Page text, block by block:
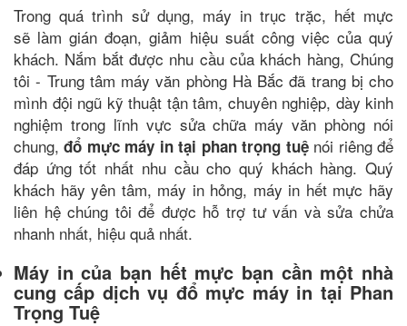
Trong quá trình sử dụng, máy in trục trặc, hết mực
sẽ làm gián đoạn, giảm hiệu suất công việc của quý
khách. Nắm bắt được nhu cầu của khách hàng, Chúng
tôi - Trung tâm máy văn phòng Hà Bắc đã trang bị cho
mình đội ngũ kỹ thuật tận tâm, chuyên nghiệp, dày kinh
nghiệm trong lĩnh vực sửa chữa máy văn phòng nói
chung,đổ mực máy in tại phan trọng tuệ nói riêng để
đáp ứng tốt nhất nhu cầu cho quý khách hàng. Quý
khách hãy yên tâm, máy in hỏng, máy in hết mực hãy
liên hệ chúng tôi để được hỗ trợ tư vấn và sửa chửa
nhanh nhất, hiệu quả nhất.
Máy in của bạn hết mực bạn cần một nhà
cung cấp dịch vụ đổ mực máy in tại Phan
Trọng Tuệ